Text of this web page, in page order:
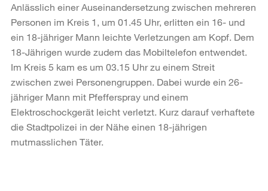
Anlässlich einer Auseinandersetzung zwischen mehreren
Personen im Kreis 1, um 01.45 Uhr, erlitten ein 16- und
ein 18-jähriger Mann leichte Verletzungen am Kopf. Dem
18-Jährigen wurde zudem das Mobiltelefon entwendet.
Im Kreis 5 kam es um 03.15 Uhr zu einem Streit
zwischen zwei Personengruppen. Dabei wurde ein 26-
jähriger Mann mit Pfefferspray und einem
Elektroschockgerät leicht verletzt. Kurz darauf verhaftete
die Stadtpolizei in der Nähe einen 18-jährigen
mutmasslichen Täter.